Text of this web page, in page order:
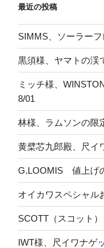
最近の投稿
SIMMS、ソーラーフ
黒須様、ヤマトの渓
ミッチ様、
8/01
林様、ラムソンの限
黄檗芯九郎殿、尺イ
G.LOOMIS 値上げ
オイカワスペシャル
SCOTT（スコット）
IWT様、尺イワナゲ